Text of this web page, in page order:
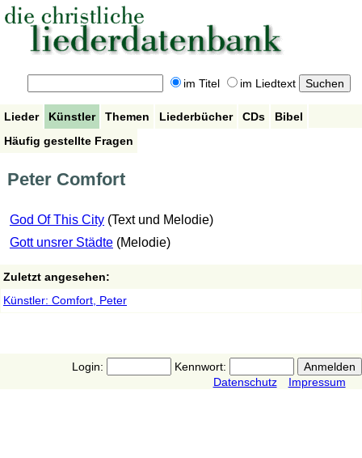
im Titel im Liedtext
Lieder Künstler Themen Liederbücher CDs
Bibel
Häufig gestellte Fragen
Peter Comfort
God Of This City (Text und Melodie)
Gott unsrer Städte (Melodie)
Zuletzt angesehen:
Künstler: Comfort, Peter
Login:
Kennwort:
Datenschutz
Impressum